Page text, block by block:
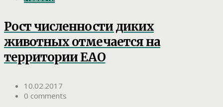
Рост численности диких
животных отмечается на
территории ЕАО
10.02.2017
0 comments